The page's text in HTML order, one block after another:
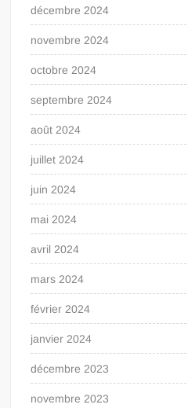
décembre 2024
novembre 2024
octobre 2024
septembre 2024
août 2024
juillet 2024
juin 2024
mai 2024
avril 2024
mars 2024
février 2024
janvier 2024
décembre 2023
novembre 2023